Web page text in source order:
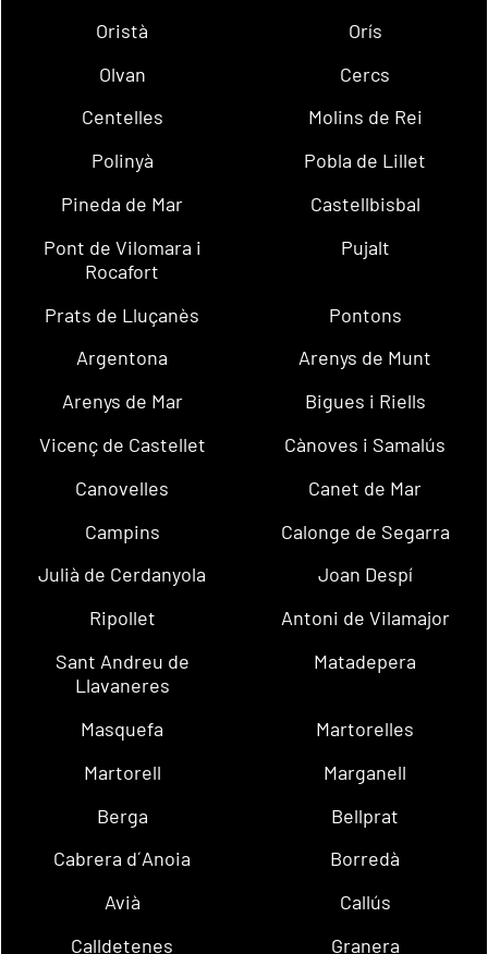
Oristà
Orís
Olvan
Cercs
Centelles
Molins de Rei
Polinyà
Pobla de Lillet
Pineda de Mar
Castellbisbal
Pont de Vilomara i
Rocafort
Pujalt
Prats de Lluçanès
Pontons
Argentona
Arenys de Munt
Arenys de Mar
Bigues i Riells
Vicenç de Castellet
Cànoves i Samalús
Canovelles
Canet de Mar
Campins
Calonge de Segarra
Julià de Cerdanyola
Joan Despí
Ripollet
Antoni de Vilamajor
Sant Andreu de
Llavaneres
Matadepera
Masquefa
Martorelles
Martorell
Marganell
Berga
Bellprat
Cabrera d´Anoia
Borredà
Avià
Callús
Calldetenes
Granera